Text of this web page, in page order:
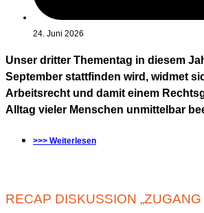
24. Juni 2026
Unser dritter Thementag in diesem
September stattfinden wird, widmet
Arbeitsrecht und damit einem
Alltag vieler Menschen unmittelbar
>>> Weiterlesen
RECAP DISKUSSION